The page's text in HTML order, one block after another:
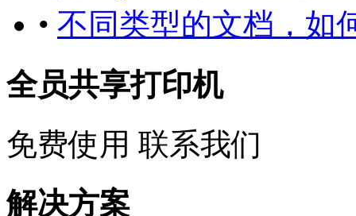
• 不同类型的文档，如
全员共享打印机
免费使用 联系我们
解决方案